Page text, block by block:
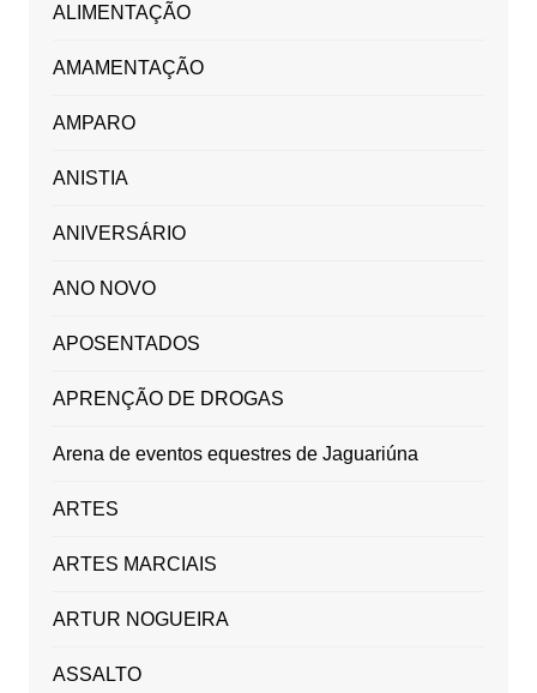
ALIMENTAÇÃO
AMAMENTAÇÃO
AMPARO
ANISTIA
ANIVERSÁRIO
ANO NOVO
APOSENTADOS
APRENÇÃO DE DROGAS
Arena de eventos equestres de Jaguariúna
ARTES
ARTES MARCIAIS
ARTUR NOGUEIRA
ASSALTO